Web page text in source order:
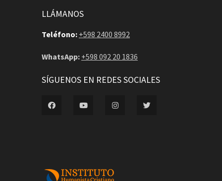
LLÁMANOS
Teléfono: +598 2400 8992
WhatsApp: +598 092 20 1836
SÍGUENOS EN REDES SOCIALES